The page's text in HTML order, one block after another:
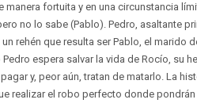
fortuita y en una circunstancia
no lo sabe (Pablo). Pedro, asaltante
rehén que resulta ser Pablo, el marido
espera salvar la vida de Rocío, su
y, peor aún, tratan de matarlo. La
realizar el robo perfecto donde